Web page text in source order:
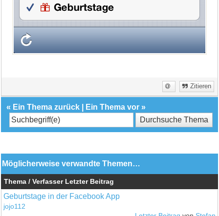
Zitieren
« Ein Thema zurück Ein Thema vor »
Möglicherweise verwandte Themen…
Thema / Verfasser Letzter Beitrag
Geburtstage in der Facebook App
jojo112